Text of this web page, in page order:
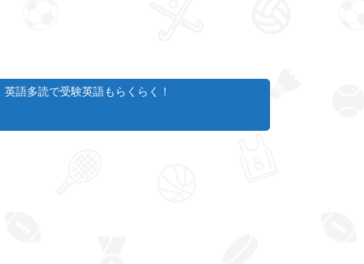
英語多読で受験英語もらくらく！